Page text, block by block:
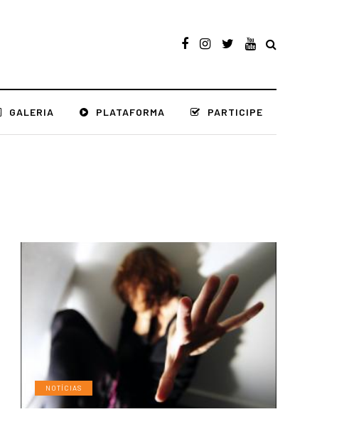
GALERIA PLATAFORMA PARTICIPE
NOTÍCIAS